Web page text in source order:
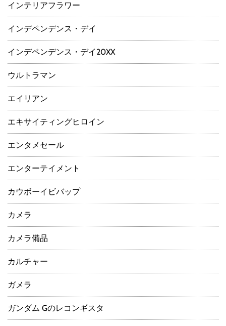
インテリアフラワー
インデペンデンス・デイ
インデペンデンス・デイ20XX
ウルトラマン
エイリアン
エキサイティングヒロイン
エンタメセール
エンターテイメント
カウボーイビバップ
カメラ
カメラ備品
カルチャー
ガメラ
ガンダム Gのレコンギスタ